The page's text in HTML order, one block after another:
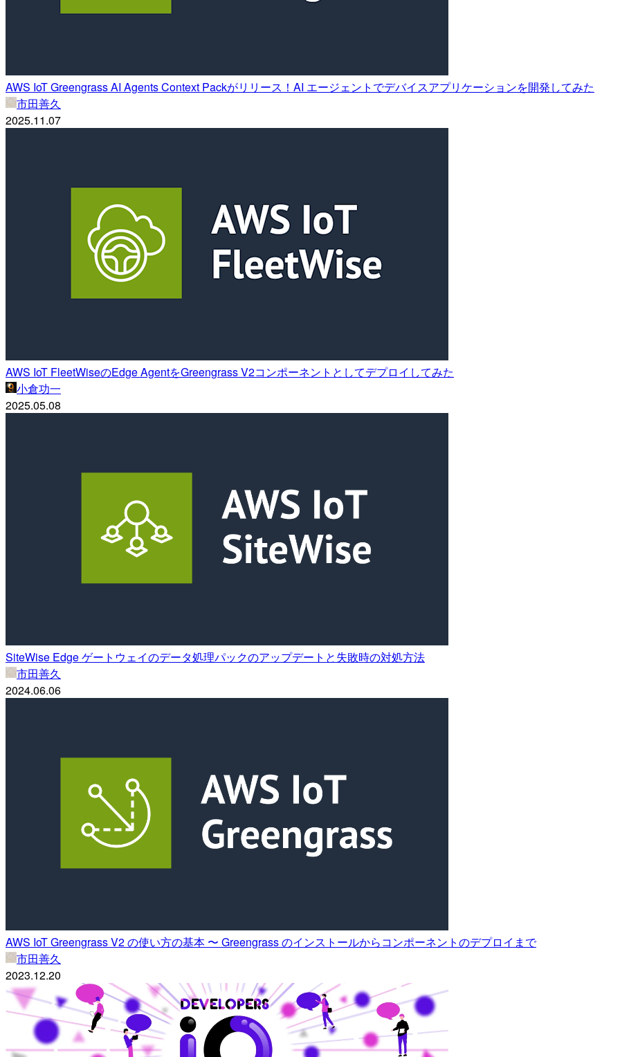
AWS IoT Greengrass AI Agents Context Packがリリース！AI エージェントでデバイスアプリケーションを開発してみた
市田善久
2025.11.07
AWS IoT FleetWiseのEdge AgentをGreengrass V2コンポーネントとしてデプロイしてみた
小倉功一
2025.05.08
SiteWise Edge ゲートウェイのデータ処理パックのアップデートと失敗時の対処方法
市田善久
2024.06.06
AWS IoT Greengrass V2 の使い方の基本 〜 Greengrass のインストールからコンポーネントのデプロイまで
市田善久
2023.12.20